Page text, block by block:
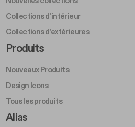
Collections d'intérieur
Collections d'extérieures
Footer Right Middle A
Produits
Nouveaux Produits
Design Icons
Tous les produits
Footer Right A
Alias